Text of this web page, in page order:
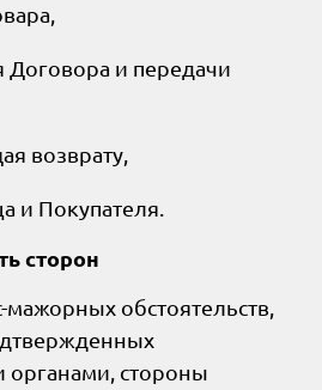
Договора и передачи
возврату,
и Покупателя.
сторон
мажорных обстоятельств,
органами, стороны